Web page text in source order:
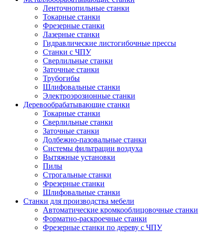
Ленточнопильные станки
Токарные станки
Фрезерные станки
Лазерные станки
Гидравлические листогибочные прессы
Станки с ЧПУ
Сверлильные станки
Заточные станки
Трубогибы
Шлифовальные станки
Электроэрозионные станки
Деревообрабатывающие станки
Токарные станки
Сверлильные станки
Заточные станки
Долбежно-пазовальные станки
Системы фильтрации воздуха
Вытяжные установки
Пилы
Строгальные станки
Фрезерные станки
Шлифовальные станки
Станки для производства мебели
Автоматические кромкооблицовочные станки
Форматно-раскроечные станки
Фрезерные станки по дереву с ЧПУ